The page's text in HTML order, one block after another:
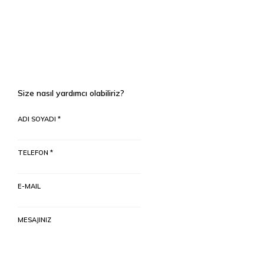
Size nasıl yardımcı olabiliriz?
ADI SOYADI *
TELEFON *
E-MAIL
MESAJINIZ